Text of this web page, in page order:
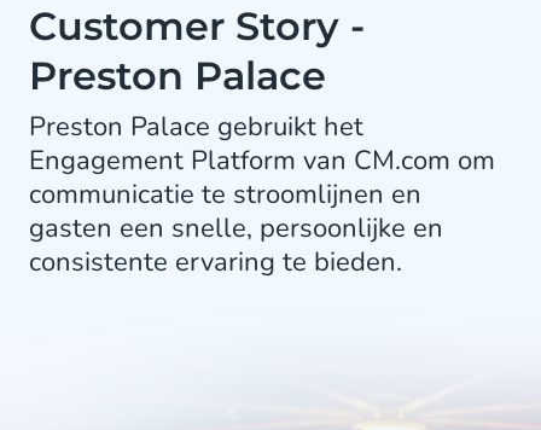
Customer Story -
Preston Palace
Preston Palace gebruikt het
Engagement Platform van CM.com om
communicatie te stroomlijnen en
gasten een snelle, persoonlijke en
consistente ervaring te bieden.